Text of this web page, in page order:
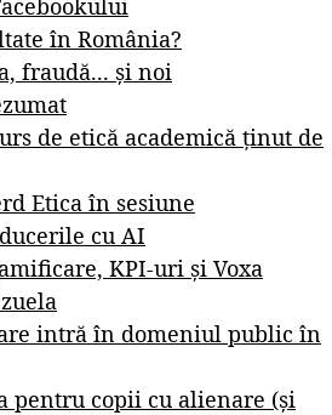
în România?
fraudă... și noi
de etică academică ținut de
Etica în sesiune
cu AI
KPI-uri și Voxa
intră în domeniul public în
pentru copii cu alienare (și